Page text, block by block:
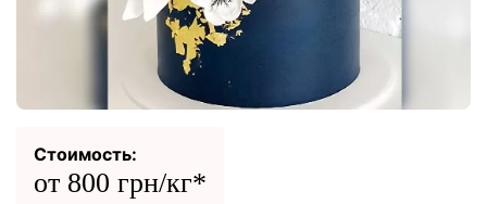
Стоимость:
от 800 грн/кг*